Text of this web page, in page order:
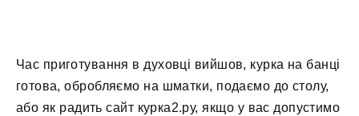
Час приготування в духовці вийшов, курка на банці
готова, обробляємо на шматки, подаємо до столу,
або як радить сайт курка2.ру, якщо у вас допустимо